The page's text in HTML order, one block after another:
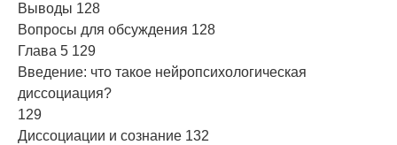
Выводы 128
Вопросы для обсуждения 128
Глава 5 129
Введение: что такое нейропсихологическая
диссоциация?
129
Диссоциации и сознание 132